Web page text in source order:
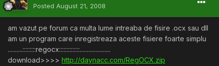
Posted August 21, 2008
am vazut pe forum ca multa lume intreaba de fisire .ocx sau dll
am un program care inregistreaza aceste fisiere foarte simplu
..........:::::::::regocx::::::::::::::.....................
download>>>> http://daynacc.com/RegOCX.zip